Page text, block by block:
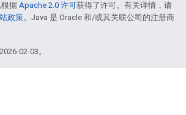
据 Apache 2.0 许可获得了许可。有关详情，请
政策。Java 是 Oracle 和/或其关联公司的注册商
02-03。